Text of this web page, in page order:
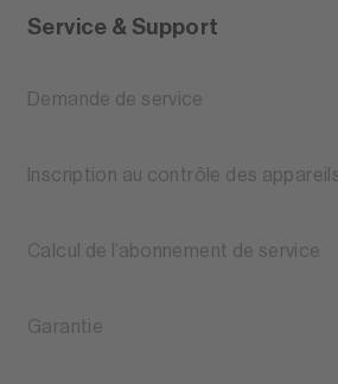
Service & Support
Demande de service
Inscription au contrôle des
Calcul de l’abonnement de service
Garantie